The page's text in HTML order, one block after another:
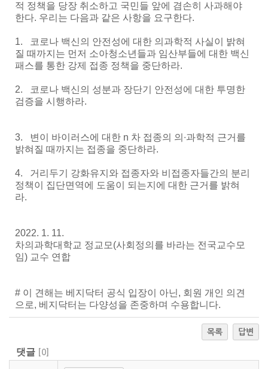
적 정책을 당장 취소하고 국민들 앞에 겸손히 사과해야
한다. 우리는 다음과 같은 사항을 요구한다.
1. 코로나 백신의 안전성에 대한 의과학적 사실이 밝혀
질 때까지는 먼저 소아청소년들과 임산부들에 대한 백신
패스를 통한 강제 접종 정책을 중단하라.
2. 코로나 백신의 성분과 장단기 안전성에 대한 투명한
검증을 시행하라.
3. 변이 바이러스에 대한 n 차 접종의 의∙과학적 근거를
밝혀질 때까지는 접종을 중단하라.
4. 거리두기 강화유지와 접종자와 비접종자들간의 분리
정책이 집단면역에 도움이 되는지에 대한 근거를 밝혀
라.
2022. 1. 11.
차의과학대학교 정교모(사회정의를 바라는 전국교수모
임) 교수 연합
# 이 견해는 베지닥터 공식 입장이 아닌, 회원 개인 의견
으로, 베지닥터는 다양성을 존중하며 수용합니다.
목록 답변
댓글 0